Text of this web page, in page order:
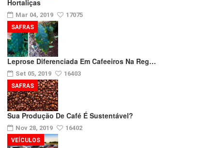
Hortaliças
Mar 04, 2019 17075
Leprose Diferenciada Em Cafeeiros Na Reg…
Set 05, 2019 16403
SAFRAS
Sua Produção De Café É Sustentável?
Nov 28, 2019 16402
SAFRAS
VEÍCULOS